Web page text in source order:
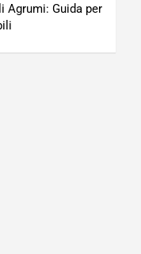
Agrumi: Guida per